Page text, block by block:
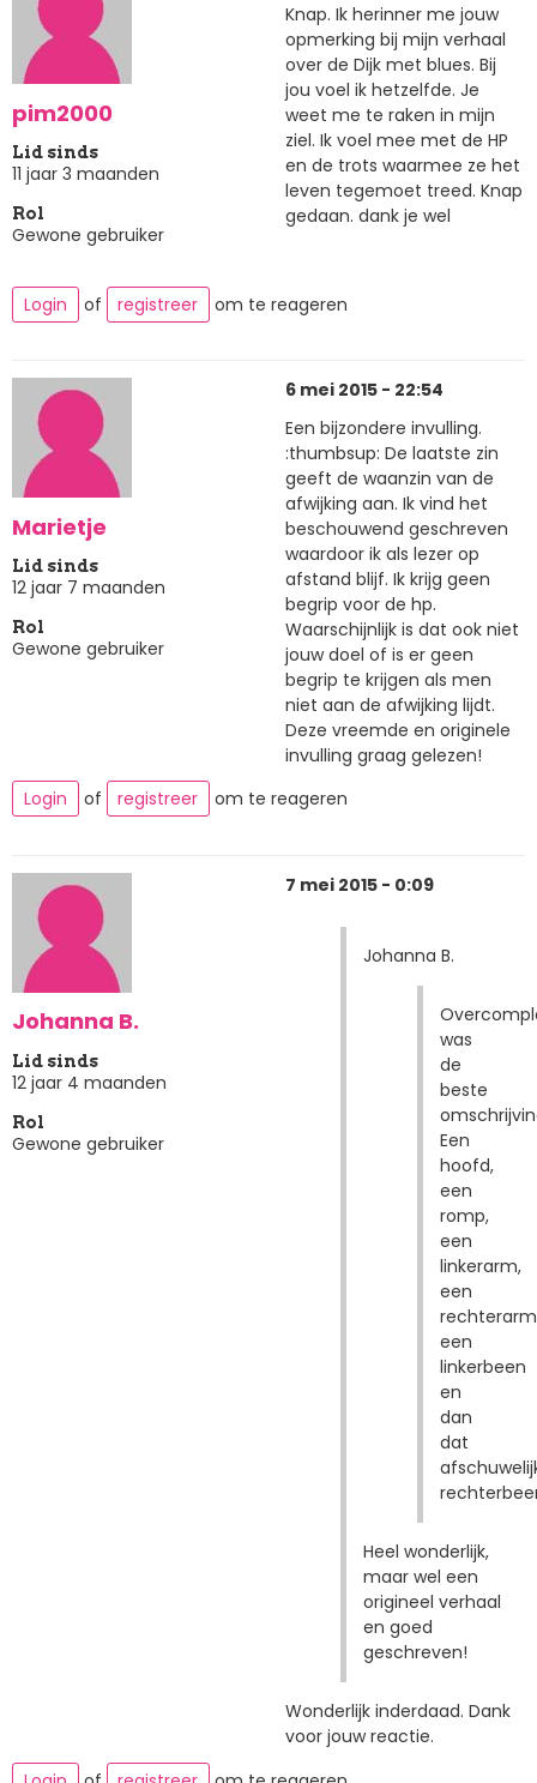
pim2000
Lid sinds
11 jaar 3 maanden
Rol
Gewone gebruiker
Knap. Ik herinner me jouw
opmerking bij mijn verhaal
over de Dijk met blues. Bij
jou voel ik hetzelfde. Je
weet me te raken in mijn
ziel. Ik voel mee met de HP
en de trots waarmee ze het
leven tegemoet treed. Knap
gedaan. dank je wel
Login of registreer om te reageren
Marietje
Lid sinds
12 jaar 7 maanden
Rol
Gewone gebruiker
6 mei 2015 - 22:54
Een bijzondere invulling.
:thumbsup: De laatste zin
geeft de waanzin van de
afwijking aan. Ik vind het
beschouwend geschreven
waardoor ik als lezer op
afstand blijf. Ik krijg geen
begrip voor de hp.
Waarschijnlijk is dat ook niet
jouw doel of is er geen
begrip te krijgen als men
niet aan de afwijking lijdt.
Deze vreemde en originele
invulling graag gelezen!
Login
of registreer om te reageren
Johanna B.
Lid sinds
12 jaar 4 maanden
Rol
Gewone gebruiker
7 mei 2015 - 0:09
Johanna B.
was
de
beste
Een
hoofd,
een
romp,
een
linkerarm,
een
een
linkerbeen
en
dan
dat
Heel wonderlijk,
maar wel een
origineel verhaal
en goed
geschreven!
Wonderlijk inderdaad. Dank
voor jouw reactie.